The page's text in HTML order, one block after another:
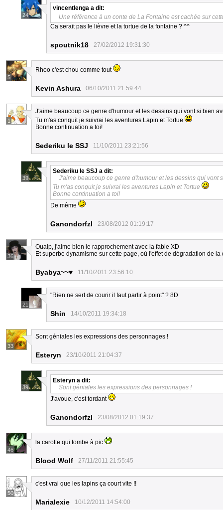
24
vincentlenga a dit:
Une référence à un conte de La Fontaine est cachée sur
Ca serait pas le lièvre et la tortue de la fontaine ? ^^
spoutnik18 27/02/2012 19:31:30
5
Rhoo c'est chou comme tout
Kevin Ashura 06/10/2011 21:59:44
1
J'aime beaucoup ce genre d'humour et les dessins qui vont si bien
Tu m'as conquit je suivrai les aventures Lapin et Tortue
Bonne continuation a toi!
Sederiku le SSJ 11/10/2011 23:21:56
39
Sederiku le SSJ a dit:
J'aime beaucoup ce genre d'humour et les dessins qui vont
Tu m'as conquit je suivrai les aventures Lapin et Tortue
Bonne continuation a toi!
De même
Ganondorfzl 23/08/2012 01:19:17
36
Ouaip, j'aime bien le rapprochement avec la fable XD
Et superbe dynamisme sur cette page, où l'effet de dégradation de
Byabya~~♥ 11/10/2011 23:56:10
21
"Rien ne sert de courir il faut partir à point" ? 8D
Shin 14/10/2011 19:34:18
33
Sont géniales les expressions des personnages !
Esteryn 23/10/2011 21:04:37
39
Esteryn a dit:
Sont géniales les expressions des personnages !
J'avoue, c'est tordant
Ganondorfzl 23/08/2012 01:19:37
46
la carotte qui tombe à pic
Blood Wolf 27/11/2011 21:55:45
50
c'est vrai que les lapins ça court vite !!
Marialexie 10/12/2011 14:54:00